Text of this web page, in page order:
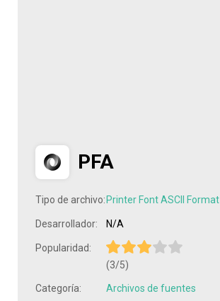
PFA
Tipo de archivo: Printer Font ASCII Format
Desarrollador: N/A
Popularidad:
(3/5)
Categoría: Archivos de fuentes